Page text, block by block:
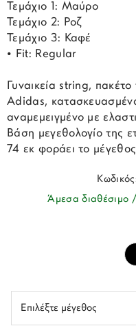
Τεμάχιο 1: Μαύρο
Τεμάχιο 2: Ροζ
Τεμάχιο 3: Καφέ
• Fit: Regular
Γυναικεία string, πακέτο
Adidas,
αναμεμειγμένο με
Βάση μεγεθολογίο της
74 εκ φοράει το
Άμεσα διαθέσιμο